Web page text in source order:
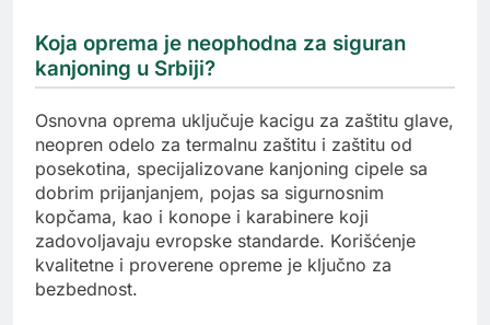
Koja oprema je neophodna za siguran
kanjoning u Srbiji?
Osnovna oprema uključuje kacigu za zaštitu glave,
neopren odelo za termalnu zaštitu i zaštitu od
posekotina, specijalizovane kanjoning cipele sa
dobrim prijanjanjem, pojas sa sigurnosnim
kopčama, kao i konope i karabinere koji
zadovoljavaju evropske standarde. Korišćenje
kvalitetne i proverene opreme je ključno za
bezbednost.